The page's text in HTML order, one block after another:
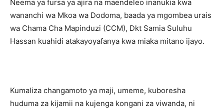
Neema ya fursa ya ajira na maendeleo inanukia kwa
wananchi wa Mkoa wa Dodoma, baada ya mgombea urais
wa Chama Cha Mapinduzi (CCM), Dkt Samia Suluhu
Hassan kuahidi atakayoyafanya kwa miaka mitano ijayo.
Kumaliza changamoto ya maji, umeme, kuboresha
huduma za kijamii na kujenga kongani za viwanda, ni